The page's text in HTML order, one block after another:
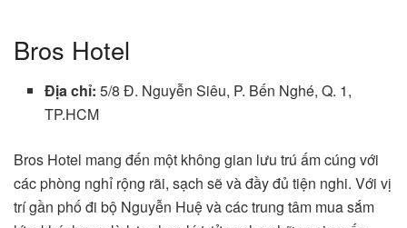
Bros Hotel
Địa chỉ:5/8 Đ. Nguyễn Siêu, P. Bến Nghé, Q. 1,
TP.HCM
Bros Hotel mang đến một không gian lưu trú ấm cúng với
các phòng nghỉ rộng rãi, sạch sẽ và đầy đủ tiện nghi. Với vị
trí gần phố đi bộ Nguyễn Huệ và các trung tâm mua sắm